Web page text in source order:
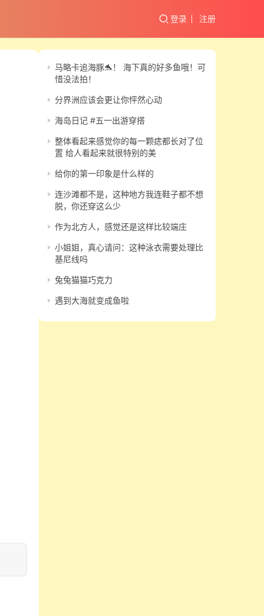
登录 注册
马略卡追海豚🐬！ 海下真的好多鱼哦！可
惜没法拍！
分界洲应该会更让你怦然心动
海岛日记 #五一出游穿搭
整体看起来感觉你的每一颗痣都长对了位
置 给人看起来就很特别的美
给你的第一印象是什么样的
连沙滩都不是，这种地方我连鞋子都不想
脱，你还穿这么少
作为北方人，感觉还是这样比较端庄
小姐姐，真心请问：这种泳衣需要处理比
基尼线吗
兔兔猫猫巧克力
遇到大海就变成鱼啦